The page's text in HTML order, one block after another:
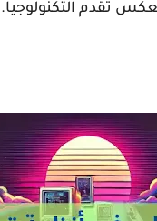
تقدم التكنولوجيا.